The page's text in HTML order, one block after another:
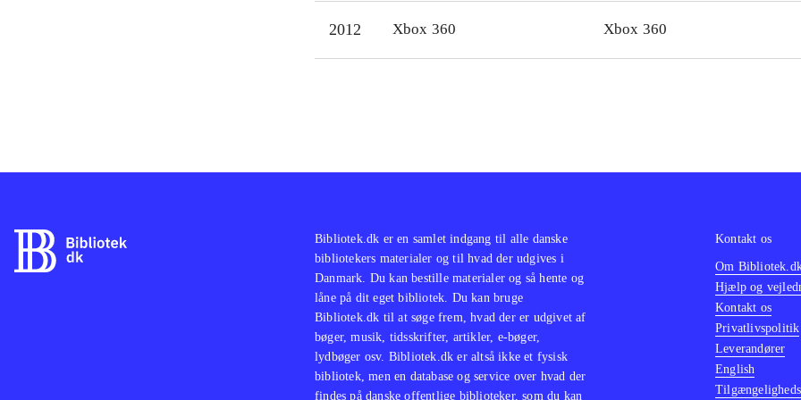
ikke det flotte helhedsindtryk
2012 Xbox 360 Xbox 360
Bibliotek.dk er en samlet indgang til alle danske
bibliotekers materialer og til hvad der udgives i
Danmark. Du kan bestille materialer og så hente og
låne på dit eget bibliotek. Du kan bruge
Bibliotek.dk til at søge frem, hvad der er udgivet af
bøger, musik, tidsskrifter, artikler, e-bøger,
lydbøger osv. Bibliotek.dk er altså ikke et fysisk
bibliotek, men en database og service over hvad der
findes på danske offentlige biblioteker, som du kan
Kontakt os
Om
Hjælp og
Kontakt os
Privatlivspolitik
Leverandører
English